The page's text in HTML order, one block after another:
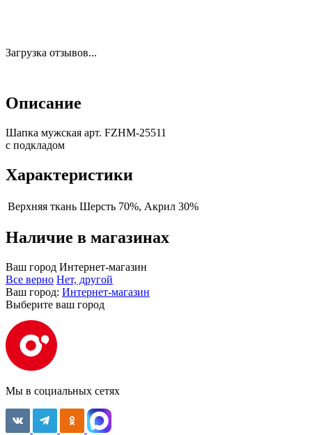
Загрузка отзывов...
Описание
Шапка мужская арт. FZHM-25511
с подкладом
Характеристики
Верхняя ткань Шерсть 70%, Акрил 30%
Наличие в магазинах
Ваш город Интернет-магазин
Все верно Нет, другой
Ваш город: Интернет-магазин
Выберите ваш город
Мы в социальных сетях